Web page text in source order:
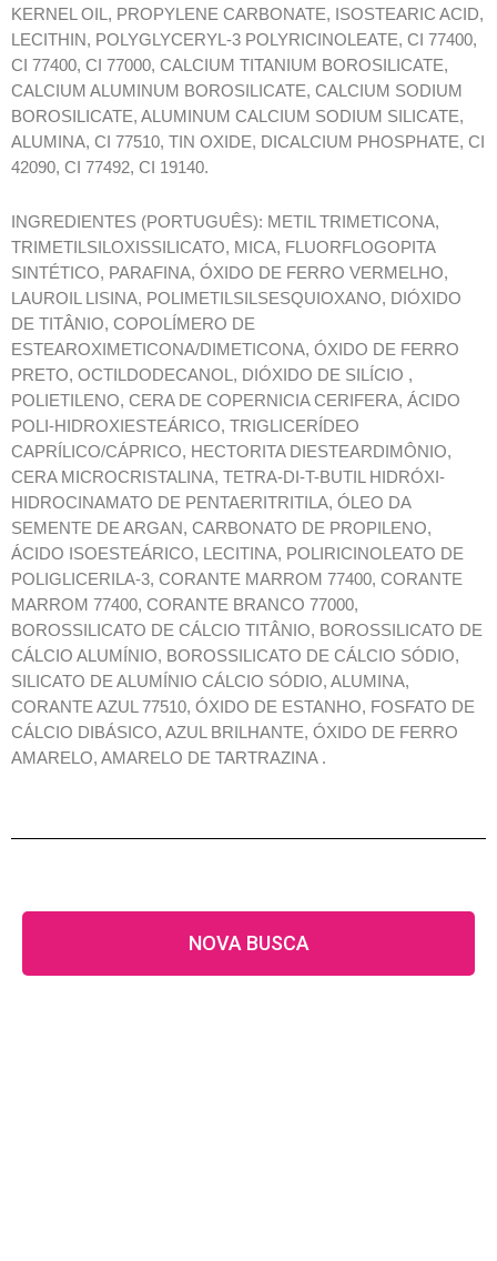
KERNEL OIL, PROPYLENE CARBONATE, ISOSTEARIC ACID,
LECITHIN, POLYGLYCERYL-3 POLYRICINOLEATE, CI 77400,
CI 77400, CI 77000, CALCIUM TITANIUM BOROSILICATE,
CALCIUM ALUMINUM BOROSILICATE, CALCIUM SODIUM
BOROSILICATE, ALUMINUM CALCIUM SODIUM SILICATE,
ALUMINA, CI 77510, TIN OXIDE, DICALCIUM PHOSPHATE, CI
42090, CI 77492, CI 19140.
INGREDIENTES (PORTUGUÊS): METIL TRIMETICONA,
TRIMETILSILOXISSILICATO, MICA, FLUORFLOGOPITA
SINTÉTICO, PARAFINA, ÓXIDO DE FERRO VERMELHO,
LAUROIL LISINA, POLIMETILSILSESQUIOXANO, DIÓXIDO
DE TITÂNIO, COPOLÍMERO DE
ESTEAROXIMETICONA/DIMETICONA, ÓXIDO DE FERRO
PRETO, OCTILDODECANOL, DIÓXIDO DE SILÍCIO ,
POLIETILENO, CERA DE COPERNICIA CERIFERA, ÁCIDO
POLI-HIDROXIESTEÁRICO, TRIGLICERÍDEO
CAPRÍLICO/CÁPRICO, HECTORITA DIESTEARDIMÔNIO,
CERA MICROCRISTALINA, TETRA-DI-T-BUTIL HIDRÓXI-
HIDROCINAMATO DE PENTAERITRITILA, ÓLEO DA
SEMENTE DE ARGAN, CARBONATO DE PROPILENO,
ÁCIDO ISOESTEÁRICO, LECITINA, POLIRICINOLEATO DE
POLIGLICERILA-3, CORANTE MARROM 77400, CORANTE
MARROM 77400, CORANTE BRANCO 77000,
BOROSSILICATO DE CÁLCIO TITÂNIO, BOROSSILICATO DE
CÁLCIO ALUMÍNIO, BOROSSILICATO DE CÁLCIO SÓDIO,
SILICATO DE ALUMÍNIO CÁLCIO SÓDIO, ALUMINA,
CORANTE AZUL 77510, ÓXIDO DE ESTANHO, FOSFATO DE
CÁLCIO DIBÁSICO, AZUL BRILHANTE, ÓXIDO DE FERRO
AMARELO, AMARELO DE TARTRAZINA .
NOVA BUSCA